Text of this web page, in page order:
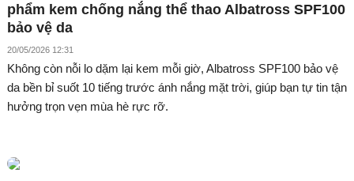
phẩm kem chống nắng thể thao Albatross SPF100
bảo vệ da
20/05/2026 12:31
Không còn nỗi lo dặm lại kem mỗi giờ, Albatross SPF100 bảo vệ
da bền bỉ suốt 10 tiếng trước ánh nắng mặt trời, giúp bạn tự tin tận
hưởng trọn vẹn mùa hè rực rỡ.